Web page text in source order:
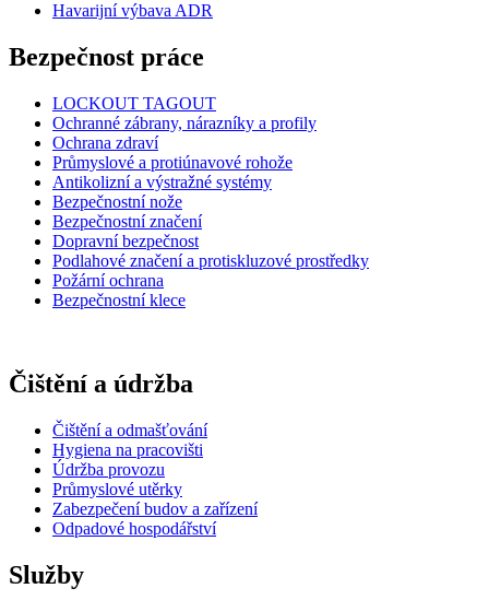
Havarijní výbava ADR
Bezpečnost práce
LOCKOUT TAGOUT
Ochranné zábrany, nárazníky a profily
Ochrana zdraví
Průmyslové a protiúnavové rohože
Antikolizní a výstražné systémy
Bezpečnostní nože
Bezpečnostní značení
Dopravní bezpečnost
Podlahové značení a protiskluzové prostředky
Požární ochrana
Bezpečnostní klece
Čištění a údržba
Čištění a odmašťování
Hygiena na pracovišti
Údržba provozu
Průmyslové utěrky
Zabezpečení budov a zařízení
Odpadové hospodářství
Služby